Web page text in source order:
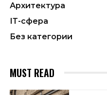
Архитектура
ІТ-сфера
Без категории
MUST READ